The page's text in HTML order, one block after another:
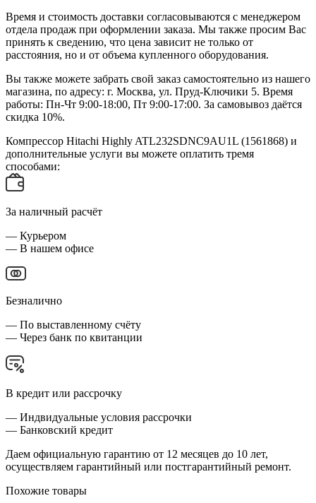
Время и стоимость доставки согласовываются с менеджером
отдела продаж при оформлении заказа. Мы также просим Вас
принять к сведению, что цена зависит не только от
расстояния, но и от объема купленного оборудования.
Вы также можете забрать свой заказ самостоятельно из нашего
магазина, по адресу: г. Москва, ул. Пруд-Ключики 5. Время
работы: Пн-Чт 9:00-18:00, Пт 9:00-17:00. За самовывоз даётся
скидка 10%.
Компрессор Hitachi Highly ATL232SDNC9AU1L (1561868) и
дополнительные услуги вы можете оплатить тремя
способами:
За наличный расчёт
— Курьером
— В нашем офисе
Безналично
— По выставленному счёту
— Через банк по квитанции
В кредит или рассрочку
— Индвидуальные условия рассрочки
— Банковский кредит
Даем официальную гарантию от 12 месяцев до 10 лет,
осуществляем гарантийный или постгарантийный ремонт.
Похожие товары